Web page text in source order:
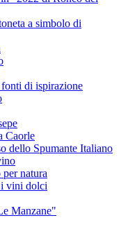
a simbolo di
di ispirazione
Caorle
dello Spumante Italiano
natura
i vini dolci
Manzane"